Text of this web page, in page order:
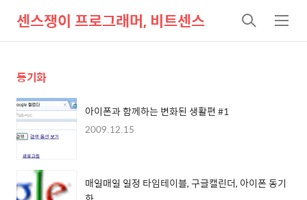
센스쟁이 프로그래머, 비트센스
검
색
메
뉴
동기화
아이폰과 함께하는 변화된 생활편 #1
2009.12.15
매일매일 일정 타임테이블, 구글캘린더, 아이폰 동기